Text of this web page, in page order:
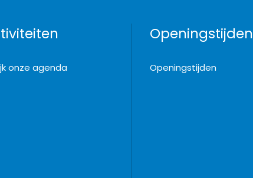
onze agenda
Openingstijden
Openingstijden